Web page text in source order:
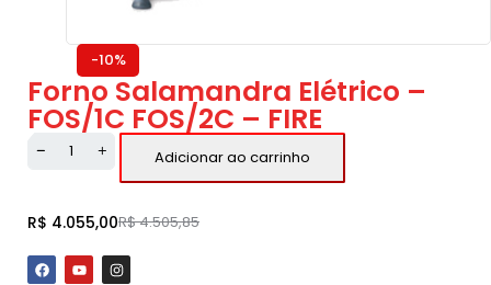
-10%
Forno Salamandra Elétrico –
FOS/1C FOS/2C – FIRE
Adicionar ao carrinho
R$4.505,85
R$ 4.055,00